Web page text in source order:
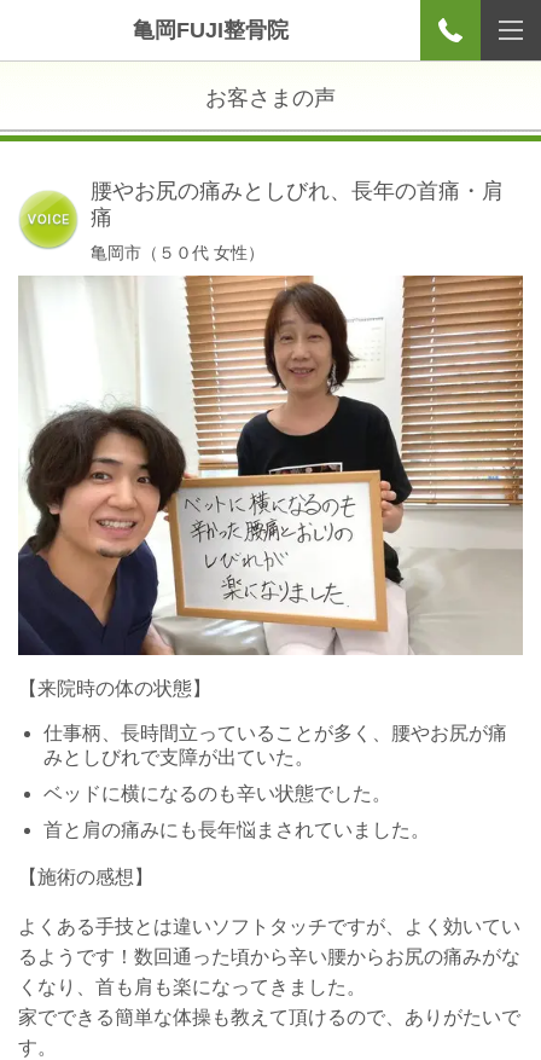
亀岡FUJI整骨院
お客さまの声
腰やお尻の痛みとしびれ、長年の首痛・肩
痛
亀岡市（５０代 女性）
【来院時の体の状態】
仕事柄、長時間立っていることが多く、腰やお尻が痛
みとしびれで支障が出ていた。
ベッドに横になるのも辛い状態でした。
首と肩の痛みにも長年悩まされていました。
【施術の感想】
よくある手技とは違いソフトタッチですが、よく効いてい
るようです！数回通った頃から辛い腰からお尻の痛みがな
くなり、首も肩も楽になってきました。
家でできる簡単な体操も教えて頂けるので、ありがたいで
す。